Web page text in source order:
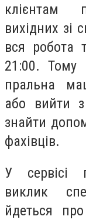
клієнтам
вихідних зі
вся робота
21:00. Тому
пральна
або вийти
знайти
фахівців.
У сервісі
виклик
йдеться